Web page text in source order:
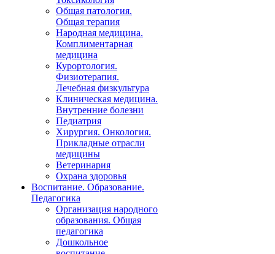
Общая патология.
Общая терапия
Народная медицина.
Комплиментарная
медицина
Курортология.
Физиотерапия.
Лечебная физкультура
Клиническая медицина.
Внутренние болезни
Педиатрия
Хирургия. Онкология.
Прикладные отрасли
медицины
Ветеринария
Охрана здоровья
Воспитание. Образование.
Педагогика
Организация народного
образования. Общая
педагогика
Дошкольное